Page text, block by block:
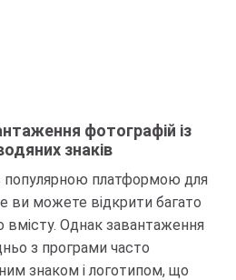
фотографій із
знаків
платформою для
ви можете відкрити багато
вмісту. Однак завантаження
з програми часто
знаком і логотипом, що